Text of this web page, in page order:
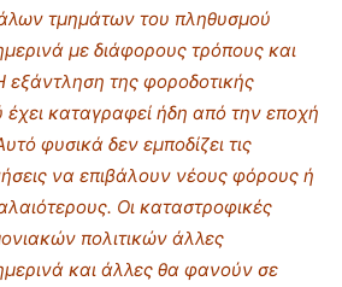
τμημάτων του πληθυσμού
με διάφορους τρόπους και
εξάντληση της φοροδοτικής
έχει καταγραφεί ήδη από την εποχή
φυσικά δεν εμποδίζει τις
να επιβάλουν νέους φόρους ή
Οι καταστροφικές
πολιτικών άλλες
και άλλες θα φανούν σε